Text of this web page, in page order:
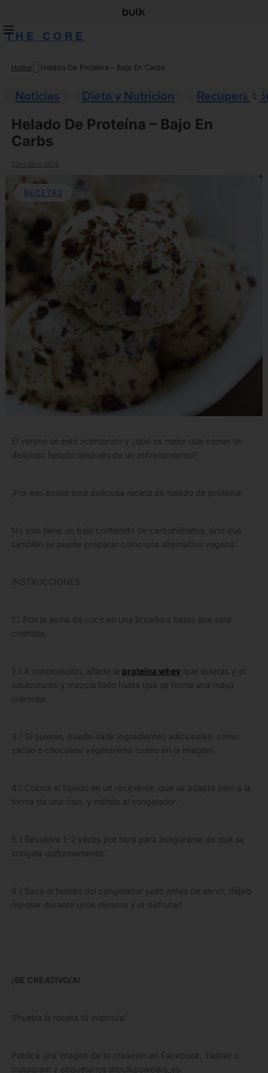
THE CORE
Skip
content
Home Helado De Proteína – Bajo En Carbs
Noticias Dieta y Nutrición
Helado De Proteína – Bajo En
Carbs
23rd abril 2018
RECETAS
El verano se está acercando y ¿qué es mejor que comer un
delicioso helado después de un entrenamiento?
¡Por eso existe esta deliciosa receta de helado de proteína!
No solo tiene un bajo contenido de carbohidratos, sino que
también se puede preparar como una alternativa vegana.
INSTRUCCIONES
1.) Pon la leche de coco en una licuadora hasta que esté
cremosa.
2.) A continuación, añade la proteína whey que quieras y el
edulcorante y mezcla todo hasta que se forme una masa
cremosa.
3.) Si quieres, puede aádir ingredientes adicionales, como
cacao o chocolate vegetariano (como en la imagen).
4.) Coloca el líquido en un recipiente, que se adapte bien a la
forma de una caja, y mételo al congelador.
5.) Revuelve 1-2 veces por hora para asegurarse de que se
congela uniformemente.
6.) Saca el helado del congelador justo antes de servir, déjalo
reposar durante unos minutos y ¡a disfrutar!
¡SE CREATIVO/A!
¡Prueba la receta tú mismo/a!
Publica una imagen de tu creación en Facebook, Twitter o
Instagram y etiquétanos @bulkpowders_es